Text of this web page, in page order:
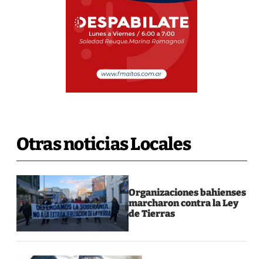
Otras noticias Locales
Organizaciones bahienses
marcharon contra la Ley
de Tierras